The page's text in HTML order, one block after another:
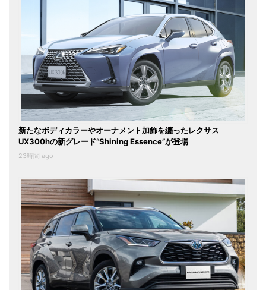
新たなボディカラーやオーナメント加飾を纏ったレクサス
UX300hの新グレード“Shining Essence”が登場
23時間 ago